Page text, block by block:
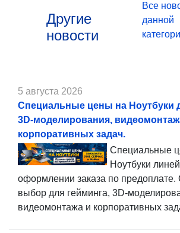
Другие
новости
Все
данной
5 августа 2026
Специальные цены на Ноутбуки
3D-моделирования,
корпоративных задач.
Специальные
Ноутбуки
оформлении заказа по
выбор для гейминга, 3D-
видеомонтажа и корпоративных